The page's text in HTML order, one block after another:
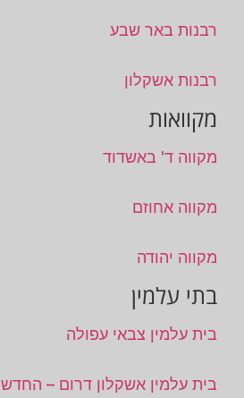
רבנות באר שבע
רבנות אשקלון
מקוואות
מקווה ד' באשדוד
מקווה אחוזם
מקווה יהודה
בתי עלמין
בית עלמין צבאי עפולה
בית עלמין אשקלון דרום – החדש